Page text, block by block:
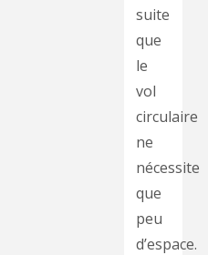
suite
que
le
vol
circulaire
ne
nécessite
que
peu
d’espace.